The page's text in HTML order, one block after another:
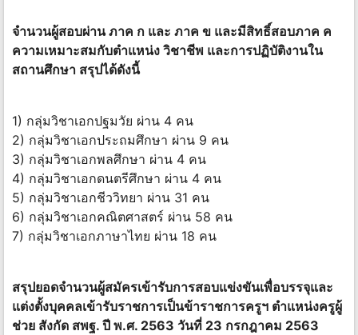
จำนวนผู้สอบผ่าน ภาค ก และ ภาค ข และมีสิทธิ์สอบภาค ค
ความเหมาะสมกับตำแหน่ง วิชาชีพ และการปฏิบัติงานใน
สถานศึกษา สรุปได้ดังนี้
1) กลุ่มวิชาเอกปฐมวัย ผ่าน 4 คน
2) กลุ่มวิชาเอกประถมศึกษา ผ่าน 9 คน
3) กลุ่มวิชาเอกพลศึกษา ผ่าน 4 คน
4) กลุ่มวิชาเอกดนตรีศึกษา ผ่าน 4 คน
5) กลุ่มวิชาเอกชีววิทยา ผ่าน 31 คน
6) กลุ่มวิชาเอกคณิตศาสตร์ ผ่าน 58 คน
7) กลุ่มวิชาเอกภาษาไทย ผ่าน 18 คน
สรุปยอดจำนวนผู้สมัครเข้ารับการสอบแข่งขันเพื่อบรรจุและ
แต่งตั้งบุคคลเข้ารับราชการเป็นข้าราชการครูฯ ตำแหน่งครูผู้
ช่วย สังกัด สพฐ. ปี พ.ศ. 2563 วันที่ 23 กรกฎาคม 2563